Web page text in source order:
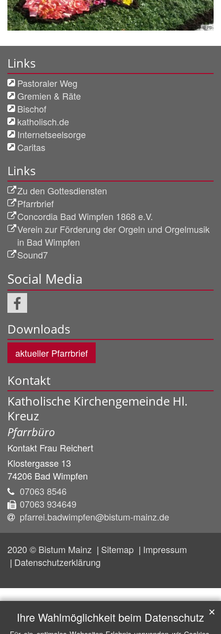
© PS
Links
Pastoraler Weg
Gremien & Räte
Bischof
katholisch.de
Internetseelsorge
Caritas
Links
Zu den Gottesdiensten
Pfarrbrief
Concordia Bad Wimpfen 1868 e.V.
Verein zur Förderung der Orgeln und Orgelmusik
in Bad Wimpfen
Sound7
Social Media
Downloads
aktueller Pfarrbrief
Kontakt
Katholische Kirchengemeinde Hl.
Kreuz
Pfarrbüro
Kontakt Frau Reichert
Klostergasse 13
74206 Bad Wimpfen
07063 8546
07063 934649
pfarrei.badwimpfen@bistum-mainz.de
2020 © Bistum Mainz Sitemap
Impressum
Datenschutzerklärung
Ihre Wahlmöglichkeit beim Datenschutz ✕